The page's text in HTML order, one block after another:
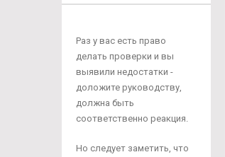
Раз у вас есть право
делать проверки и вы
выявили недостатки -
доложите руководству,
должна быть
соответственно реакция.
Но следует заметить, что